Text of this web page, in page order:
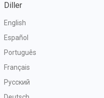
Diller
English
Español
Português
Français
Русский